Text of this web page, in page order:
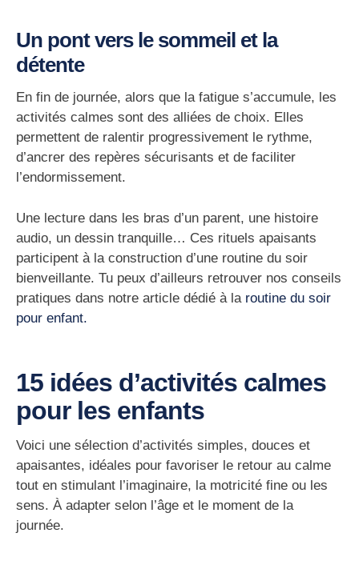
Un pont vers le sommeil et la
détente
En fin de journée, alors que la fatigue s’accumule, les
activités calmes sont des alliées de choix. Elles
permettent de ralentir progressivement le rythme,
d’ancrer des repères sécurisants et de faciliter
l’endormissement.
Une lecture dans les bras d’un parent, une histoire
audio, un dessin tranquille… Ces rituels apaisants
participent à la construction d’une routine du soir
bienveillante. Tu peux d’ailleurs retrouver nos conseils
pratiques dans notre article dédié à la routine du soir
pour enfant.
15 idées d’activités calmes
pour les enfants
Voici une sélection d’activités simples, douces et
apaisantes, idéales pour favoriser le retour au calme
tout en stimulant l’imaginaire, la motricité fine ou les
sens. À adapter selon l’âge et le moment de la
journée.